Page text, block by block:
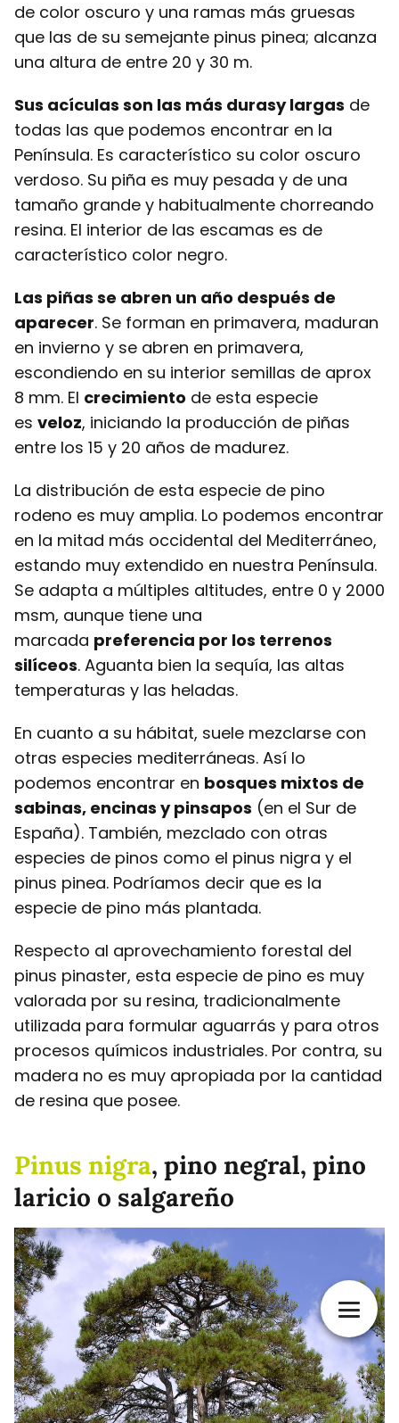
de color oscuro y una ramas más gruesas
que las de su semejante pinus pinea; alcanza
una altura de entre 20 y 30 m.
Sus acículas son las más durasy largas de
todas las que podemos encontrar en la
Península. Es característico su color oscuro
verdoso. Su piña es muy pesada y de una
tamaño grande y habitualmente chorreando
resina. El interior de las escamas es de
característico color negro.
Las piñas se abren un año después de
aparecer. Se forman en primavera, maduran
en invierno y se abren en primavera,
escondiendo en su interior semillas de aprox
8 mm. El crecimiento de esta especie
es veloz, iniciando la producción de piñas
entre los 15 y 20 años de madurez.
La distribución de esta especie de pino
rodeno es muy amplia. Lo podemos encontrar
en la mitad más occidental del Mediterráneo,
estando muy extendido en nuestra Península.
Se adapta a múltiples altitudes, entre 0 y 2000
msm, aunque tiene una
marcada preferencia por los terrenos
silíceos. Aguanta bien la sequía, las altas
temperaturas y las heladas.
En cuanto a su hábitat, suele mezclarse con
otras especies mediterráneas. Así lo
podemos encontrar en bosques mixtos de
sabinas, encinas y pinsapos (en el Sur de
España). También, mezclado con otras
especies de pinos como el pinus nigra y el
pinus pinea. Podríamos decir que es la
especie de pino más plantada.
Respecto al aprovechamiento forestal del
pinus pinaster, esta especie de pino es muy
valorada por su resina, tradicionalmente
utilizada para formular aguarrás y para otros
procesos químicos industriales. Por contra, su
madera no es muy apropiada por la cantidad
de resina que posee.
Pinus nigra, pino negral, pino
laricio o salgareño